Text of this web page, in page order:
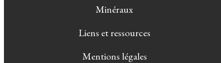
Minéraux
Liens et ressources
Mentions légales